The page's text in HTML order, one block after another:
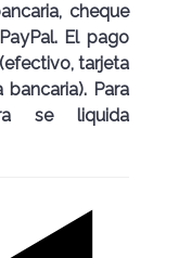
cheque
El pago
tarjeta
bancaria). Para
se liquida